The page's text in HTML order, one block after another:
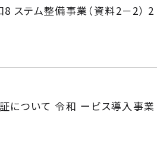
テム整備事業（資料2－2）
ついて 令和 ービス導入事業